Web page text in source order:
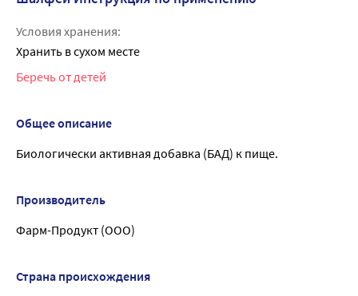
Условия хранения:
Хранить в сухом месте
Беречь от детей
Общее описание
Биологически активная добавка (БАД) к пище.
Производитель
Фарм-Продукт (ООО)
Страна происхождения